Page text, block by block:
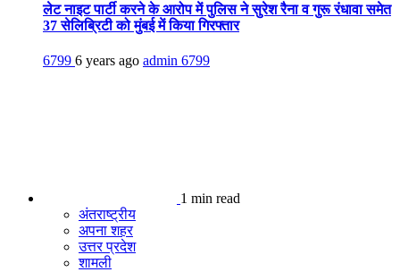
लेट नाइट पार्टी करने के आरोप में पुलिस ने सुरेश रैना व गुरू रंधावा समेत
37 सेलिब्रिटी को मुंबई में किया गिरफ्तार
6799 6 years ago admin 6799
1 min read
अंतराष्ट्रीय
अपना शहर
उत्तर प्रदेश
शामली